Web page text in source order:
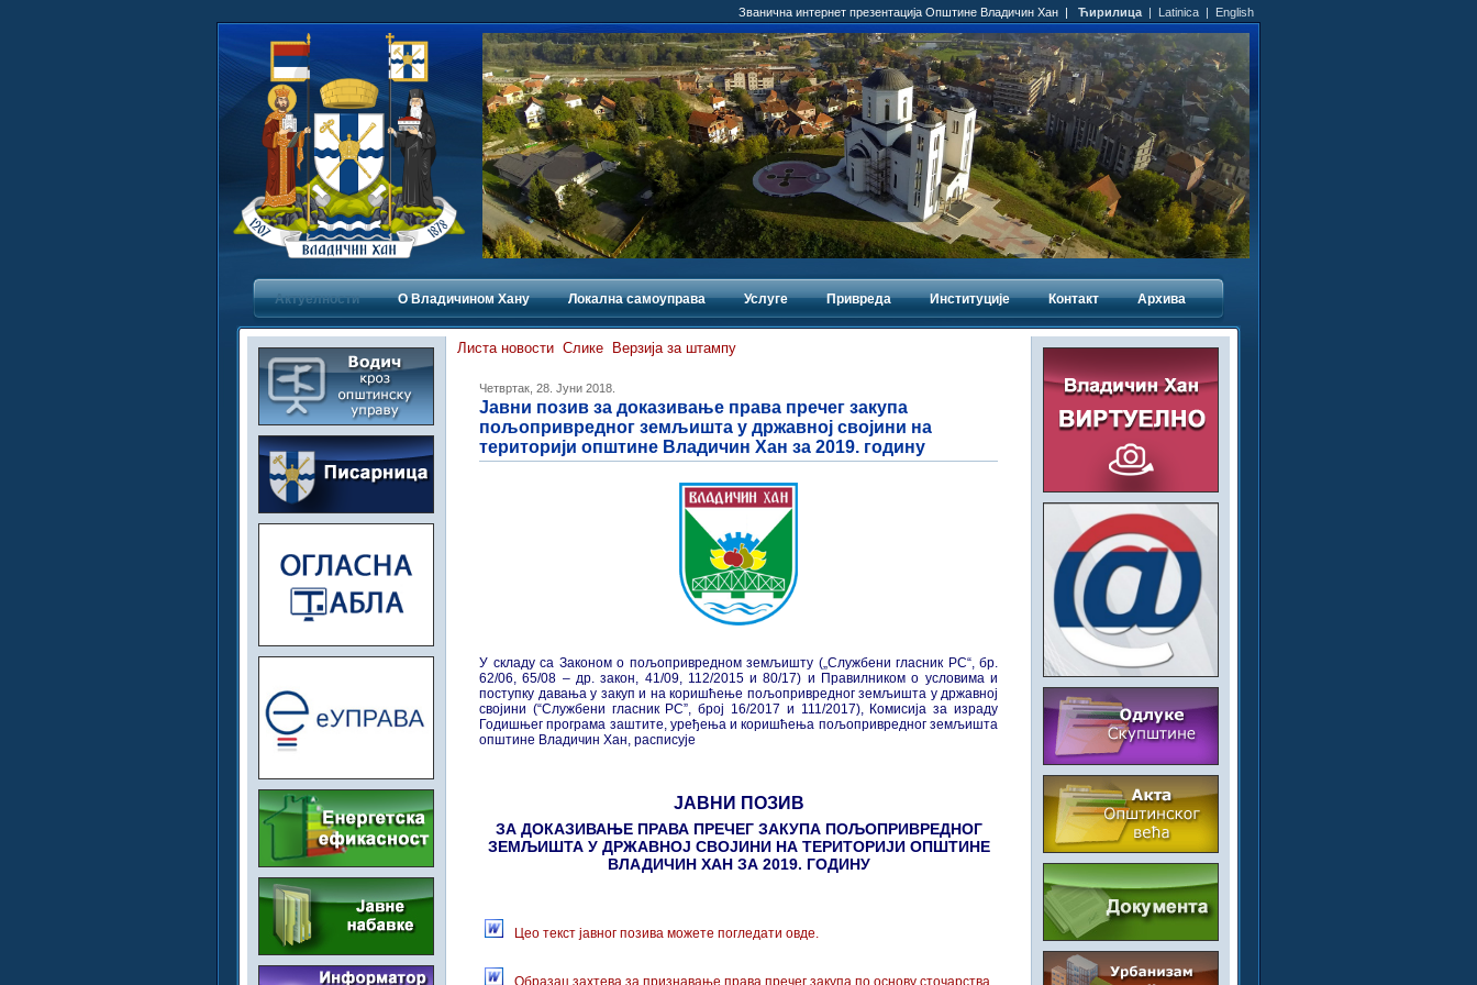
Званична интернет презентација Општине Владичин Хан | Ћирилица | Latinica | English
Актуелности О Владичинoм Хану Локална самоуправа Услуге Привреда Институције Контакт Архива
Листа новости Слике Верзија за штампу
Четвртак, 28. Јуни 2018.
Јавни позив за доказивање права пречег закупа
пољопривредног земљишта у државној својини на
територији општине Владичин Хан за 2019. годину
У складу са Законом о пољопривредном земљишту („Службени гласник РС“, бр.
62/06, 65/08 – др. закон, 41/09, 112/2015 и 80/17) и Правилником о условима и
поступку давања у закуп и на коришћење пољопривредног земљишта у државној
својини (“Службени гласник РС”, број 16/2017 и 111/2017), Комисија за израду
Годишњег програма заштите, уређења и коришћења пољопривредног земљишта
општине Владичин Хан, расписује
ЈАВНИ ПОЗИВ
ЗА ДОКАЗИВАЊЕ ПРАВА ПРЕЧЕГ ЗАКУПА ПОЉОПРИВРЕДНОГ
ЗЕМЉИШТА У ДРЖАВНОЈ СВОЈИНИ НА ТЕРИТОРИЈИ ОПШТИНЕ
ВЛАДИЧИН ХАН ЗА 2019. ГОДИНУ
Цео текст јавног позива можете погледати овде.
Образац захтева за признавање права пречег закупа по основу сточарства